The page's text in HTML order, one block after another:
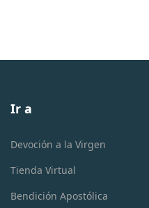
Ir a
Devoción a la Virgen
Tienda Virtual
Bendición Apostólica